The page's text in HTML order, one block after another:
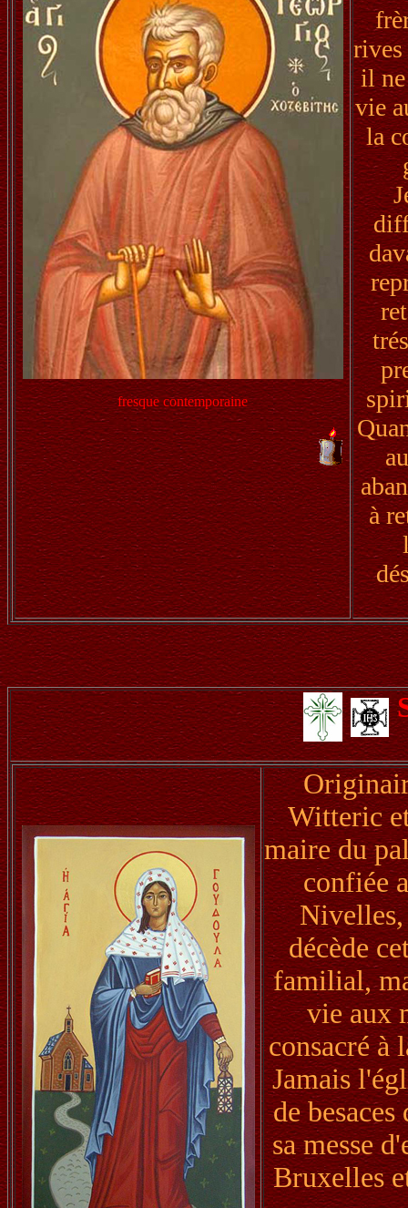
fresque contemporaine
il ne
vie
la
à
Witteric
maire du
confiée
décède
familial,
vie aux
consacré à
Jamais
de
sa messe
Bruxelles